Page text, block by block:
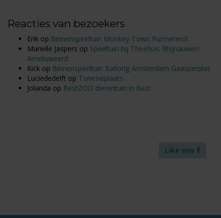
Reacties van bezoekers
Erik op Binnenspeeltuin Monkey Town Purmerend
Marielle Jaspers op Speeltuin bij Theehuis Rhijnauwen
Amelisweerd
Kick op Binnenspeeltuin Ballorig Amsterdam Gaasperplas
Luciededelft op Tunesiëplaats
Jolanda op BestZOO dierentuin in Best
Like ons